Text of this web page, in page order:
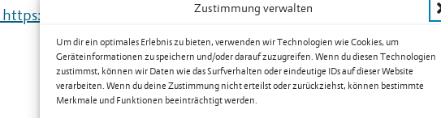
Zustimmung verwalten
Um dir ein optimales Erlebnis zu bieten, verwenden wir Technologien wie Cookies, um
Geräteinformationen zu speichern und/oder darauf zuzugreifen. Wenn du diesen Technologien
zustimmst, können wir Daten wie das Surfverhalten oder eindeutige IDs auf dieser Website
verarbeiten. Wenn du deine Zustimmung nicht erteilst oder zurückziehst, können bestimmte
Merkmale und Funktionen beeinträchtigt werden.
https://www.seniorenbund.li/